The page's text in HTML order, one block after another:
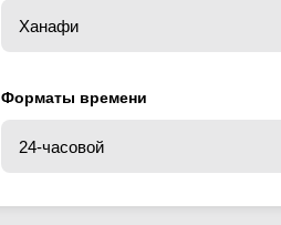
Форматы времени